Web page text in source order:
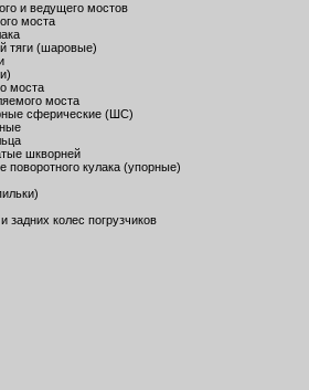
и ведущего мостов
моста
тяги (шаровые)
моста
моста
сферические (ШС)
шкворней
поворотного кулака (упорные)
колес погрузчиков